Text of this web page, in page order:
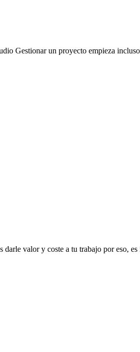
Gestionar un proyecto empieza
darle valor y coste a tu trabajo por eso,